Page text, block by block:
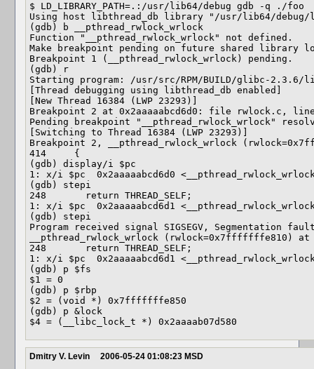
$ LD_LIBRARY_PATH=.:/usr/lib64/debug gdb -q ./foo
Using host libthread_db library "/usr/lib64/debug/
(gdb) b __pthread_rwlock_wrlock
Function "__pthread_rwlock_wrlock" not defined.
Make breakpoint pending on future shared library
Breakpoint 1 (__pthread_rwlock_wrlock) pending.
(gdb) r
Starting program: /usr/src/RPM/BUILD/glibc-2.3.6/
[Thread debugging using libthread_db enabled]
[New Thread 16384 (LWP 23293)]
Breakpoint 2 at 0x2aaaaabcd6d0: file rwlock.c,
Pending breakpoint "__pthread_rwlock_wrlock"
[Switching to Thread 16384 (LWP 23293)]
Breakpoint 2, __pthread_rwlock_wrlock
414     {
(gdb) display/i $pc
1: x/i $pc  0x2aaaaabcd6d0
(gdb) stepi
248       return THREAD_SELF;
1: x/i $pc  0x2aaaaabcd6d1
(gdb) stepi
Program received signal SIGSEGV, Segmentation
__pthread_rwlock_wrlock (rwlock=0x7fffffffe810) at
248       return THREAD_SELF;
1: x/i $pc  0x2aaaaabcd6d1
(gdb) p $fs
$1 = 0
(gdb) p $rbp
$2 = (void *) 0x7fffffffe850
(gdb) p &lock
Dmitry V. Levin 2006-05-24 01:08:23 MSD